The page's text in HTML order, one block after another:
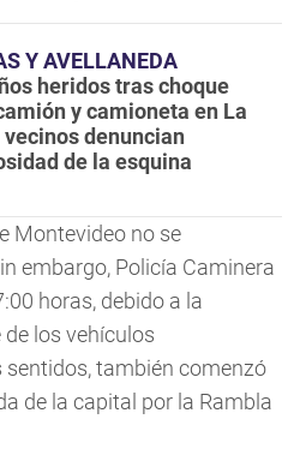
Y AVELLANEDA
heridos tras choque
y camioneta en La
vecinos denuncian
de la esquina
Montevideo no se
embargo, Policía Caminera
horas, debido a la
los vehículos
también comenzó
de la capital por la Rambla